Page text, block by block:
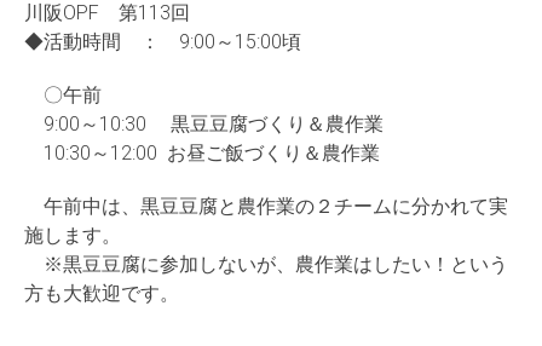
川阪OPF 第113回
◆活動時間 ： 9:00～15:00頃
〇午前
9:00～10:30 黒豆豆腐づくり＆農作業
10:30～12:00 お昼ご飯づくり＆農作業
午前中は、黒豆豆腐と農作業の２チームに分かれて実
施します。
※黒豆豆腐に参加しないが、農作業はしたい！という
方も大歓迎です。